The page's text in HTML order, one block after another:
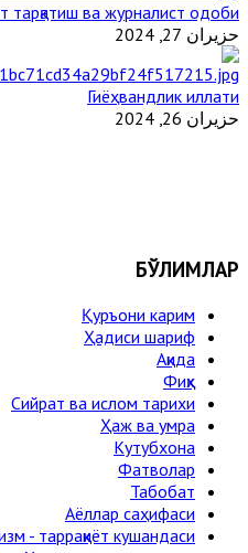
тарқатиш ва журналист одоби
حزيران 27, 2024
Гиёҳвандлик иллати
حزيران 26, 2024
БЎЛИМЛАР
Қуръони карим
Ҳадиси шариф
Ақида
Фиқҳ
Сийрат ва ислом тарихи
Ҳаж ва умра
Кутубхона
Фатволар
Табобат
Аёллар саҳифаси
- тарраққиёт кушандаси